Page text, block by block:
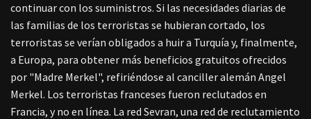
continuar con los suministros. Si las necesidades diarias de
las familias de los terroristas se hubieran cortado, los
terroristas se verían obligados a huir a Turquía y, finalmente,
a Europa, para obtener más beneficios gratuitos ofrecidos
por "Madre Merkel", refiriéndose al canciller alemán Angel
Merkel. Los terroristas franceses fueron reclutados en
Francia, y no en línea. La red Sevran, una red de reclutamiento